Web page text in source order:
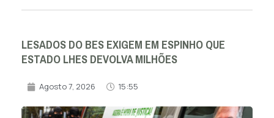
LESADOS DO BES EXIGEM EM ESPINHO QUE
ESTADO LHES DEVOLVA MILHÕES
Agosto 7, 2026 15:55